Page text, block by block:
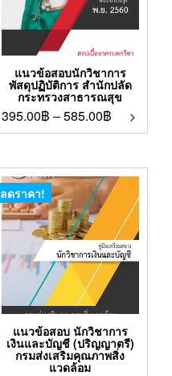
แนวข้อสอบนักวิชาการ
พัสดุปฏิบัติการ สำนักปลัด
กระทรวงสาธารณสุข
395.00฿ –585.00฿
ลดราคา!
แนวข้อสอบ นักวิชาการ
เงินและบัญชี (ปริญญาตรี)
กรมส่งเสริมคุณภาพสิ่ง
แวดล้อม